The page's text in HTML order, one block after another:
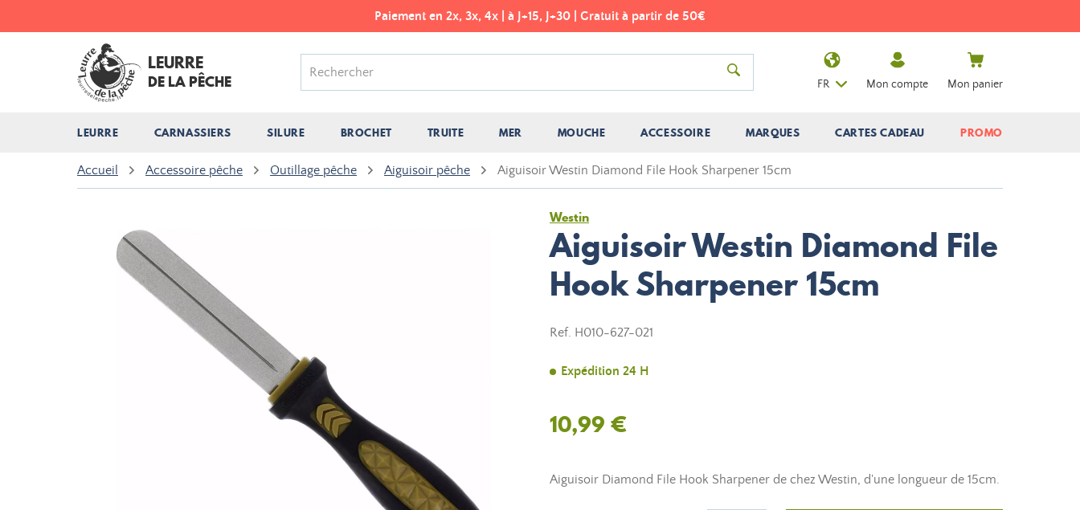
Paiement en 2x, 3x, 4x | à J+15, J+30 | Gratuit à partir de 50€
LEURRE
DE LA PÊCHE
LEURRE CARNASSIERS SILURE BROCHET TRUITE MER MOUCHE ACCESSOIRE MARQUES CARTES CADEAU PROMO
FR Mon compte Mon panier
Accueil Accessoire pêche Outillage pêche Aiguisoir pêche Aiguisoir Westin Diamond File Hook Sharpener 15cm
Westin
Aiguisoir Westin Diamond File
Hook Sharpener 15cm
Ref. H010-627-021
Expédition 24 H
10,99 €
Aiguisoir Diamond File Hook Sharpener de chez Westin, d'une longueur de 15cm.